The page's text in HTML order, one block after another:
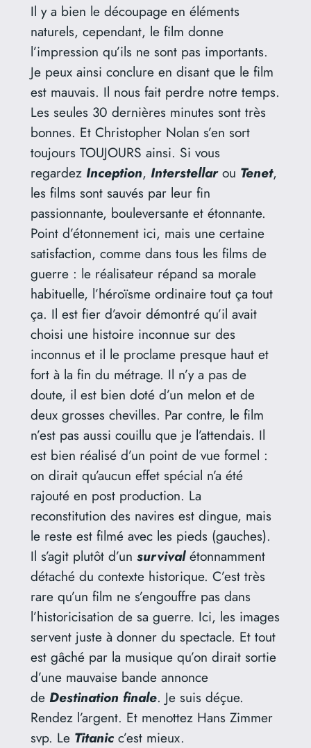
Il y a bien le découpage en éléments
naturels, cependant, le film donne
l’impression qu’ils ne sont pas importants.
Je peux ainsi conclure en disant que le film
est mauvais. Il nous fait perdre notre temps.
Les seules 30 dernières minutes sont très
bonnes. Et Christopher Nolan s’en sort
toujours TOUJOURS ainsi. Si vous
regardez Inception, Interstellarou Tenet,
les films sont sauvés par leur fin
passionnante, bouleversante et étonnante.
Point d’étonnement ici, mais une certaine
satisfaction, comme dans tous les films de
guerre : le réalisateur répand sa morale
habituelle, l’héroïsme ordinaire tout ça tout
ça. Il est fier d’avoir démontré qu’il avait
choisi une histoire inconnue sur des
inconnus et il le proclame presque haut et
fort à la fin du métrage. Il n’y a pas de
doute, il est bien doté d’un melon et de
deux grosses chevilles. Par contre, le film
n’est pas aussi couillu que je l’attendais. Il
est bien réalisé d’un point de vue formel :
on dirait qu’aucun effet spécial n’a été
rajouté en post production. La
reconstitution des navires est dingue, mais
le reste est filmé avec les pieds (gauches).
Il s’agit plutôt d’un survivalétonnamment
détaché du contexte historique. C’est très
rare qu’un film ne s’engouffre pas dans
l’historicisation de sa guerre. Ici, les images
servent juste à donner du spectacle. Et tout
est gâché par la musique qu’on dirait sortie
d’une mauvaise bande annonce
de Destination finale. Je suis déçue.
Rendez l’argent. Et menottez Hans Zimmer
svp. Le Titanicc’est mieux.